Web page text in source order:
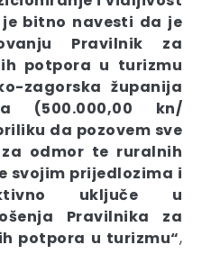
bitno navesti da je
Pravilnik za
potpora u turizmu
zagorska županija
(500.000,00 kn/
da pozovem sve
odmor te ruralnih
svojim prijedlozima i
uključe u
Pravilnika za
potpora u turizmu“,